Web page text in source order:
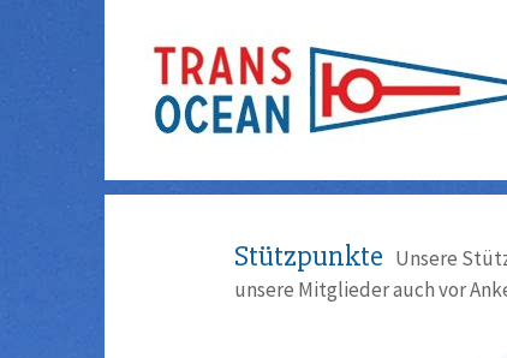
Stützpunkte Unsere
unsere Mitglieder auch vor